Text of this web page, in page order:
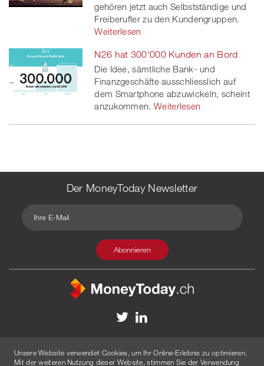
gehören jetzt auch Selbstständige und
Freiberufler zu den Kundengruppen.
Weiterlesen
N26 hat 300'000 Kunden an Bord
Die Idee, sämtliche Bank- und
Finanzgeschäfte ausschliesslich auf
dem Smartphone abzuwickeln, scheint
anzukommen. Weiterlesen
Der MoneyToday Newsletter
Disclaimer
Werbung
Unsere Website verwendet Cookies, um Ihr Online-Erlebnis zu optimieren.
Mit der weiteren Nutzung dieser Website, stimmen Sie der Verwendung